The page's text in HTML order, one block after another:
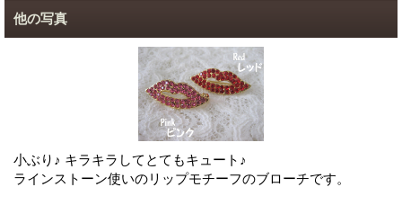
他の写真
小ぶり♪ キラキラしてとてもキュート♪
ラインストーン使いのリップモチーフのブローチです。